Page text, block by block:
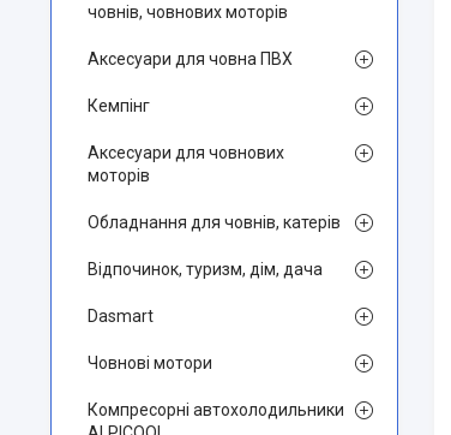
човнів, човнових моторів
Аксесуари для човна ПВХ
Кемпінг
Аксесуари для човнових
моторів
Обладнання для човнів, катерів
Відпочинок, туризм, дім, дача
Dasmart
Човнові мотори
Компресорні автохолодильники